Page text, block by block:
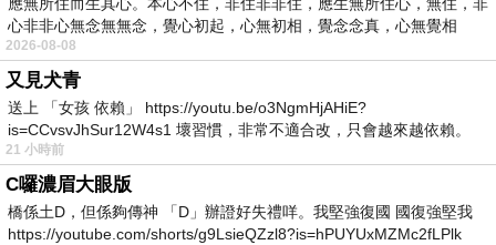
說，這部已經能夠問鼎金馬了。
果不其然，提四搶三，成果亮眼。
金馬影片在台灣電影院播放的時候(每部都只有一
場)，邊看邊啜泣的人還不少，其中還不乏男性；
而開獎後，網路討論支持梁家輝者，也對郭富城
心非非心無念無無念，覺心初起，心無初相，覺念念真，心無覺相
2026-08-08
又見犬青
送上 「女孩 依賴」 https://youtu.be/o3NgmHjAHiE?
is=CCvsvJhSur12W4s1 壞習慣，非常不適合改，只會越來越依賴。
我害怕的
21 小時前
C囉濃眉大眼版
橋係土D，但係夠傳神 「D」辦證好失禮咩。我堅強復國 國復強堅我
https://youtube.com/shorts/g9LsieQZzl8?is=hPUYUxMZMc2fLPlk